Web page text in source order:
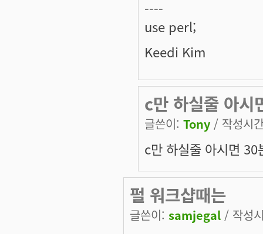
----
use perl;
Keedi Kim
c만 하실줄 아시
글쓴이: Tony / 작성시
c만 하실줄 아시면 30
펄 워크샵때는
글쓴이: samjegal / 작성